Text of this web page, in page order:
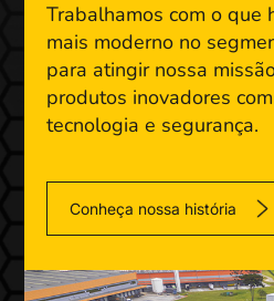
Trabalhamos com o que
mais moderno no
para atingir nossa
produtos inovadores
tecnologia e segurança.
Conheça nossa história